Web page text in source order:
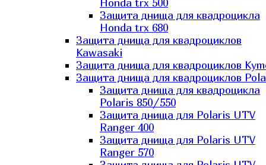
Honda trx 500
Защита днища для квадроцикла
Honda trx 680
Защита днища для квадроциклов
Kawasaki
Защита днища для квадроциклов
Защита днища для квадроциклов
Защита днища для квадроцикла
Polaris 850/550
Защита днища для Polaris UTV
Ranger 400
Защита днища для Polaris UTV
Ranger 570